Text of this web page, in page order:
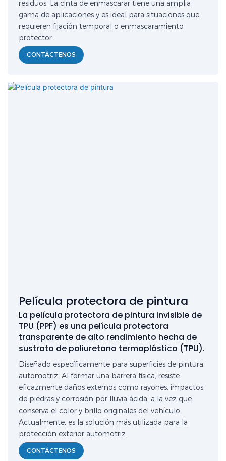
residuos. La cinta de enmascarar tiene una amplia
gama de aplicaciones y es ideal para situaciones que
requieren fijación temporal o enmascaramiento
protector.
CONTÁCTENOS
Película protectora de pintura
La película protectora de pintura invisible de
TPU (PPF) es una película protectora
transparente de alto rendimiento hecha de
sustrato de poliuretano termoplástico (TPU).
Diseñado específicamente para superficies de pintura
automotriz. Al formar una barrera física, resiste
eficazmente daños externos como rayones, impactos
de piedras y corrosión por lluvia ácida, a la vez que
conserva el color y brillo originales del vehículo.
Actualmente, es la solución más utilizada para la
protección exterior automotriz.
CONTÁCTENOS